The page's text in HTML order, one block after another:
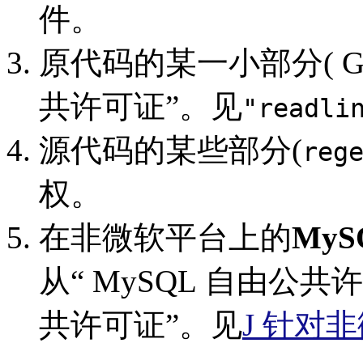
件。
原代码的某一小部分(
共许可证”。见
源代码的某些部分(
权。
在非微软平台上的
从“ MySQL 自由公共
共许可证”。见J 针对